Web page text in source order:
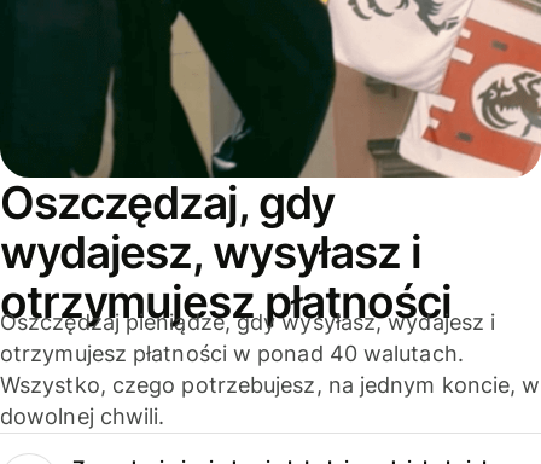
Oszczędzaj, gdy
wydajesz, wysyłasz i
otrzymujesz płatności
Oszczędzaj pieniądze, gdy wysyłasz, wydajesz i
otrzymujesz płatności w ponad 40 walutach.
Wszystko, czego potrzebujesz, na jednym koncie, w
dowolnej chwili.